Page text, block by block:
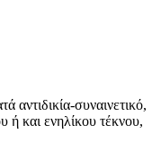
αντιδικία-συναινετικό,
ή και ενηλίκου τέκνου,